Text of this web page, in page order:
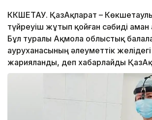
КӨКШЕТАУ. ҚазАқпарат –
түйреуіш жұтып қойған сәбиді
Бұл туралы Ақмола облыстық
ауруханасының әлеуметтік
жарияланды, деп хабарлайды